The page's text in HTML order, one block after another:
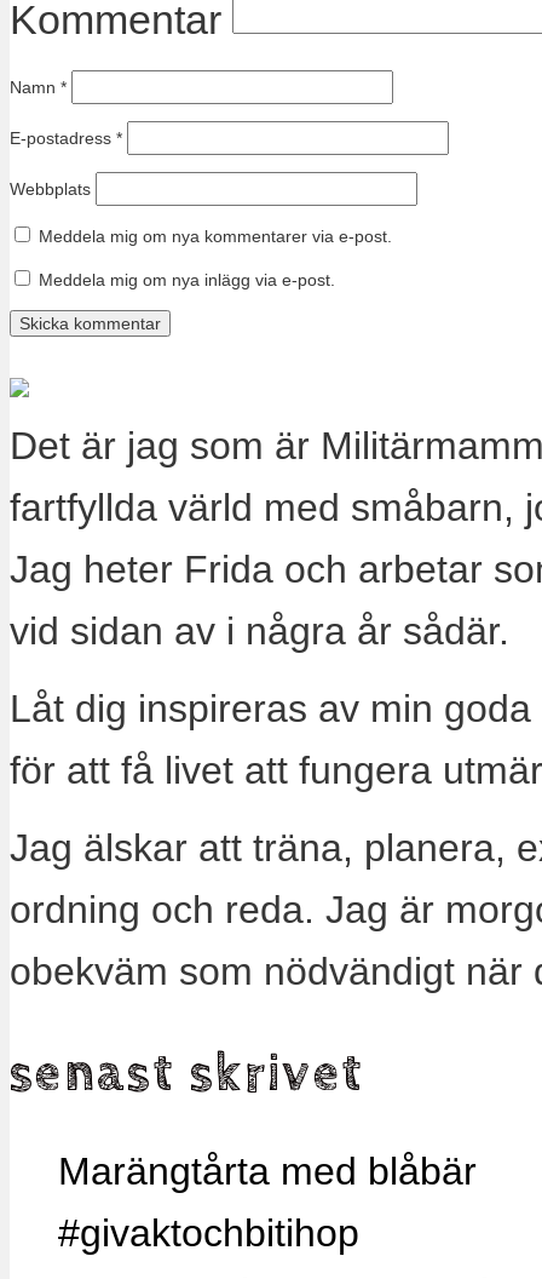
Kommentar
Namn *
E-postadress *
Webbplats
Meddela mig om nya kommentarer via e-post.
Meddela mig om nya inlägg via e-post.
Det är jag som är
fartfyllda värld med småbarn,
Jag heter Frida och arbetar
vid sidan av i några år sådär.
Låt dig inspireras av min
för att få livet att fungera
Jag älskar att träna, planera,
ordning och reda. Jag är
obekväm som nödvändigt när
senast skrivet
Marängtårta med blåbär
#givaktochbitihop